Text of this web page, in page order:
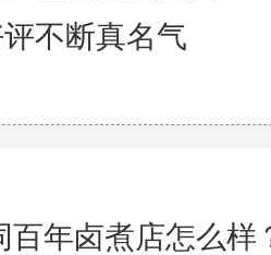
不断真名气
百年卤煮店怎么样